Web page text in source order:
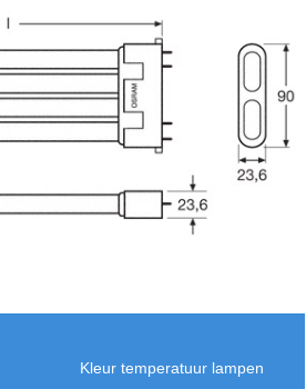
Kleur temperatuur lampen